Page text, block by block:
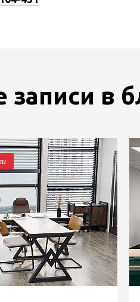
записи в